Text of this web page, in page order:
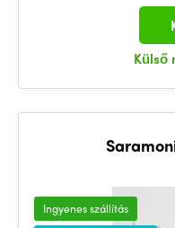
Külső
Ingyenes szállítás